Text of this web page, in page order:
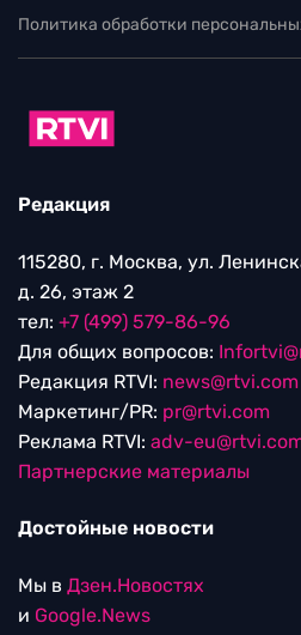
Политика обработки
Редакция
115280, г. Москва, ул.
д. 26, этаж 2
тел: +7 (499) 579-86-96
Для общих вопросов:
Редакция RTVI: news@rtvi.com
Маркетинг/PR: pr@rtvi.com
Реклама RTVI: adv-
Партнерские материалы
Достойные новости
Мы в Дзен.Новостях
и Google.News